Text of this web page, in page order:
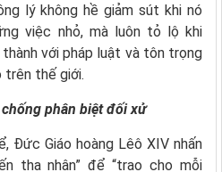
lý không hề giảm sút khi nó
việc nhỏ, mà luôn tỏ lộ khi
với pháp luật và tôn trọng
trên thế giới.
phân biệt đối xử
Đức Giáo hoàng Lêô XIV nhấn
tha nhân” để “trao cho mỗi